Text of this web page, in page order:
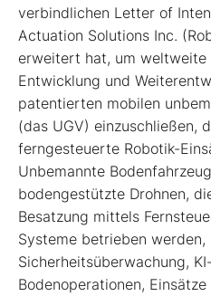
verbindlichen Letter of
Actuation Solutions Inc.
erweitert hat, um weltweite
Entwicklung und
patentierten mobilen
(das UGV) einzuschließen,
ferngesteuerte Robotik-
Unbemannte
bodengestützte Drohnen,
Besatzung mittels
Systeme betrieben werden,
Sicherheitsüberwachung,
Bodenoperationen,